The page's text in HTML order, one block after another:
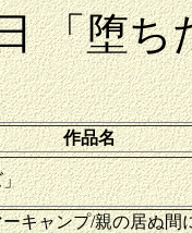
「堕
作品名
」
キャンプ/親の居ぬ間